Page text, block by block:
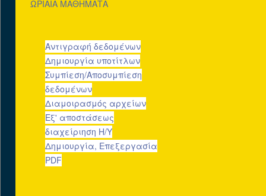
Φιλοξενια
Ταχύτατοι και
ασφαλείς διακομιστές
σας εξασφαλίζουν
ΩΡΙΑΙΑ ΜΑΘΗΜΑΤΑ
Αντιγραφή δεδομένων
Δημιουργία υποτίτλων
Συμπίεση/Αποσυμπίεση
δεδομένων
Διαμοιρασμός αρχείων
Εξ' αποστάσεως
διαχείριηση Η/Υ
Δημιουργία, Επεξεργασία
PDF